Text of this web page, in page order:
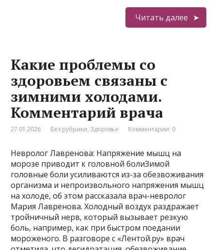
Читать далее
Какие проблемы со
здоровьем связаны с
зимними холодами.
Комментарий врача
27.01.2026 Без рубрики, Здоровье Комментарии: 0
Невролог Лавренова: Напряжение мышц на
морозе приводит к головной болиЗимой
головные боли усиливаются из-за обезвоживания
организма и непроизвольного напряжения мышц
на холоде, об этом рассказала врач-невролог
Мария Лавренова. Холодный воздух раздражает
тройничный нерв, который вызывает резкую
боль, например, как при быстром поедании
мороженого. В разговоре с «Лентой.ру» врач